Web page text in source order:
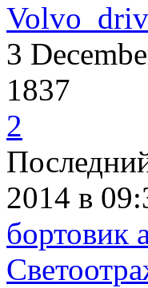
3
1837
2
2014 в
бортовик